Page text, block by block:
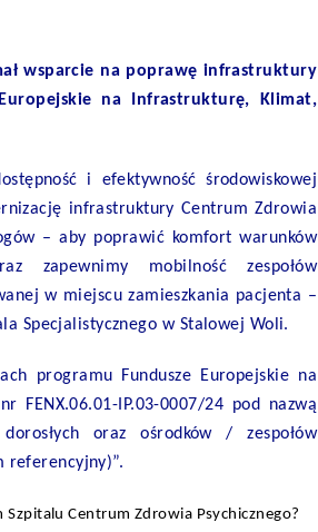
wsparcie na poprawę infrastruktury
na Infrastrukturę, Klimat,
i efektywność środowiskowej
infrastruktury Centrum Zdrowia
– aby poprawić komfort warunków
zapewnimy mobilność zespołów
w miejscu zamieszkania pacjenta –
Specjalistycznego w Stalowej Woli.
programu Fundusze Europejskie na
FENX.06.01-IP.03-0007/24 pod nazwą
oraz ośrodków / zespołów
referencyjny)”.
Centrum Zdrowia Psychicznego?